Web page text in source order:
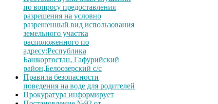
по вопросу предоставления
разрешения на условно
разрешенный вид использования
земельного участка
расположенного по
адресу:Республика
Башкортостан, Гафурийский
район,Белоозерский с/с
Правила безопасности
поведения на воде для родителей
Прокуратура информирует